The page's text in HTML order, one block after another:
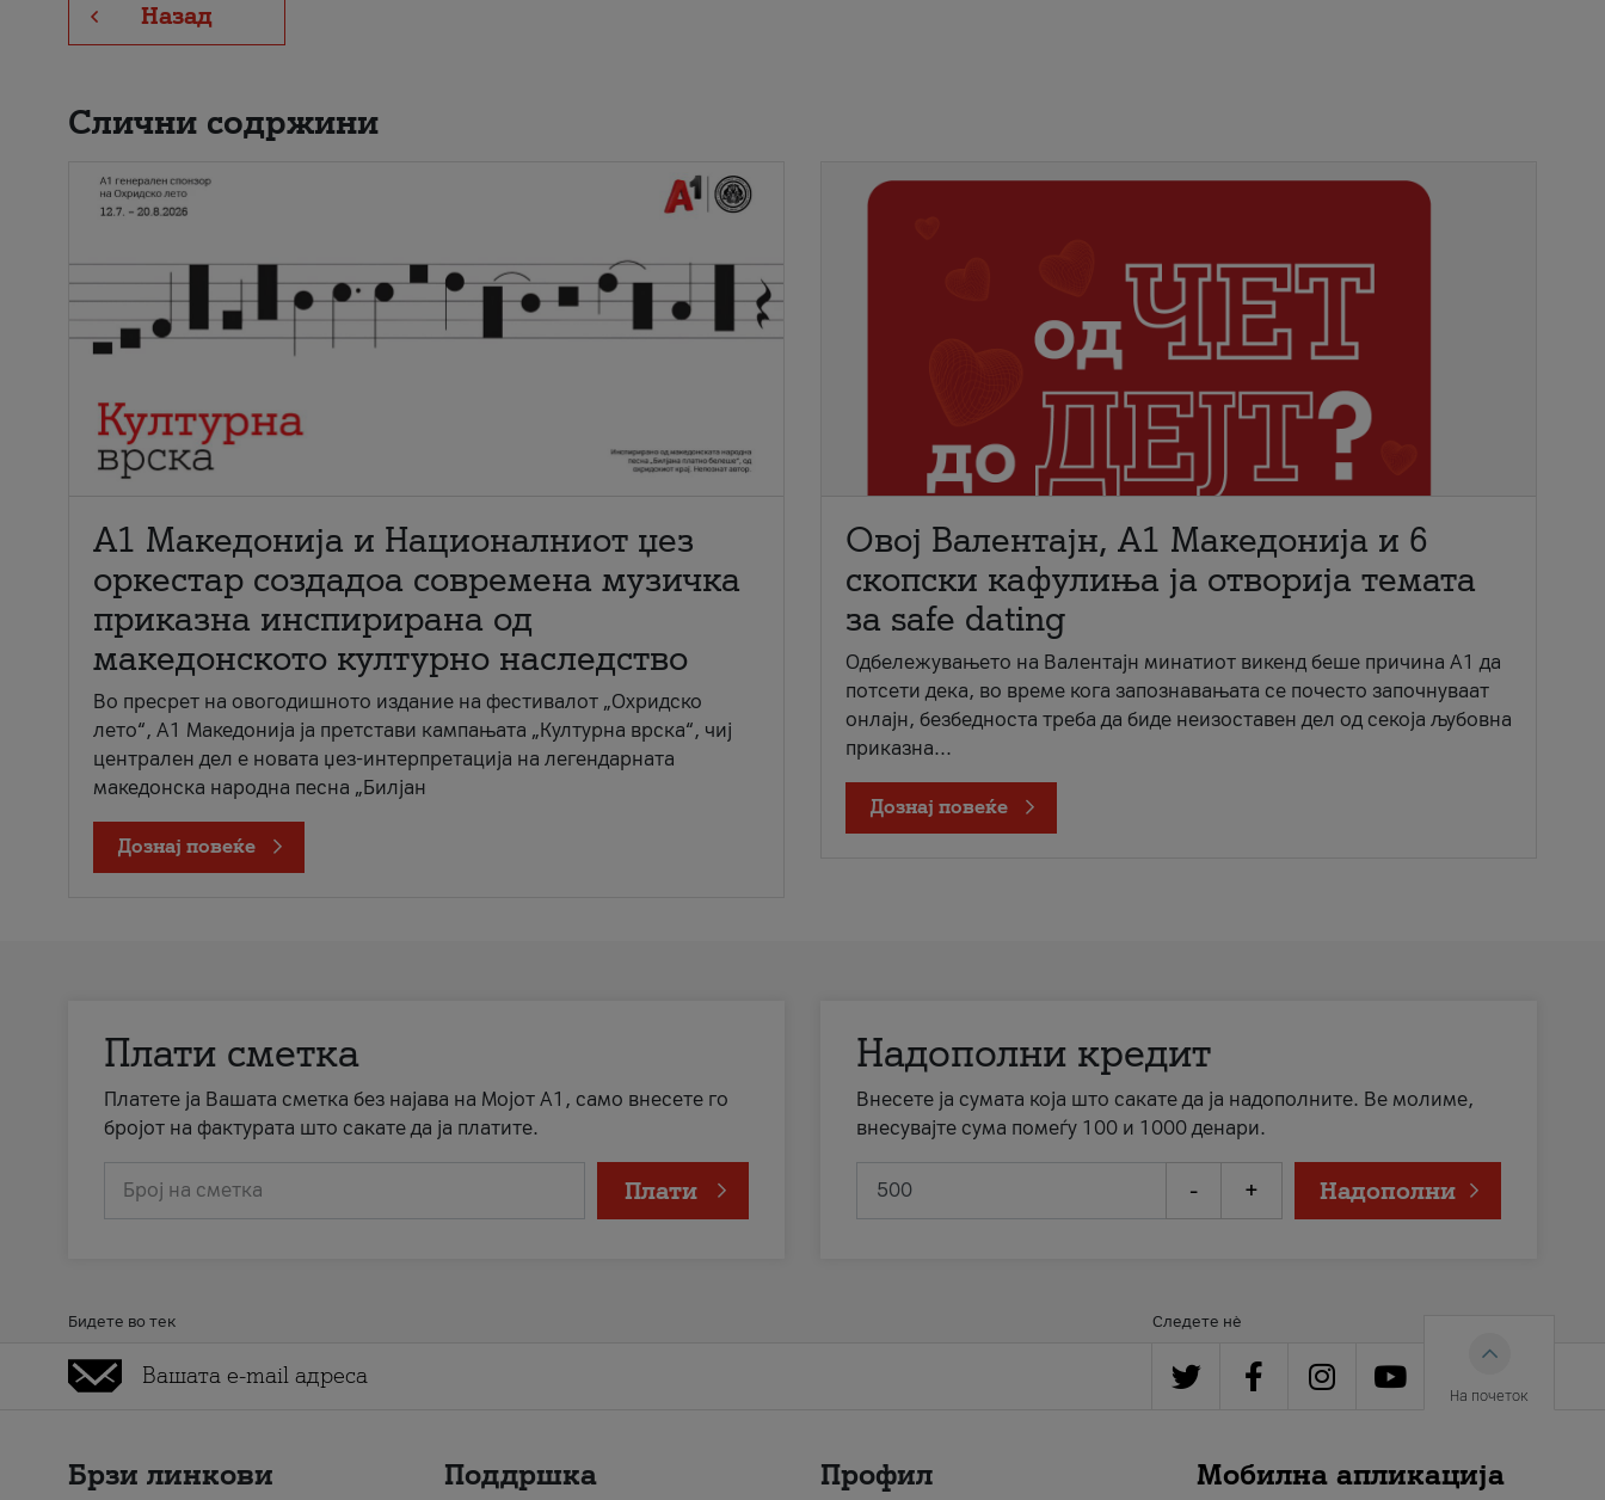
Назад
Слични содржини
А1 Македонија и Националниот џез
оркестар создадоа современа музичка
приказна инспирирана од
македонското културно наследство
Во пресрет на овогодишното издание на фестивалот „Охридско
лето“, А1 Македонија ја претстави кампањата „Културна врска“, чиј
централен дел е новата џез-интерпретација на легендарната
македонска народна песна „Билјан
Дознај повеќе
Овој Валентајн, A1 Македонија и 6
скопски кафулиња ја отворија темата
за safe dating
Одбележувањето на Валентајн минатиот викенд беше причина А1 да
потсети дека, во време кога запознавањата се почесто започнуваат
онлајн, безбедноста треба да биде неизоставен дел од секоја љубовна
приказна...
Дознај повеќе
Плати сметка
Платете ја Вашата сметка без најава на Мојот А1, само внесете го
бројот на фактурата што сакате да ја платите.
Број на сметка Плати
Надополни кредит
Внесете ја сумата која што сакате да ја надополните. Ве молиме,
внесувајте сума помеѓу 100 и 1000 денари.
- + Надополни
Бидете во тек Следете нè
На почеток
Брзи линкови Поддршка Профил Мобилна апликација